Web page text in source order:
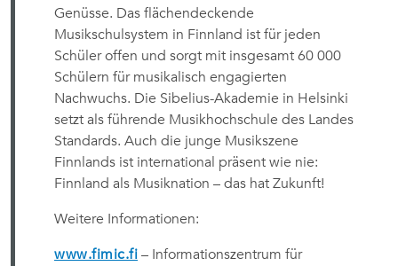
Genüsse. Das flächendeckende
Musikschulsystem in Finnland ist für jeden
Schüler offen und sorgt mit insgesamt 60 000
Schülern für musikalisch engagierten
Nachwuchs. Die Sibelius-Akademie in Helsinki
setzt als führende Musikhochschule des Landes
Standards. Auch die junge Musikszene
Finnlands ist international präsent wie nie:
Finnland als Musiknation – das hat Zukunft!
Weitere Informationen:
www.fimic.fi – Informationszentrum für